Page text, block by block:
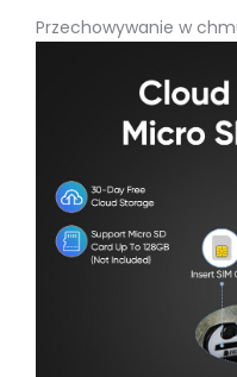
Przechowywanie w